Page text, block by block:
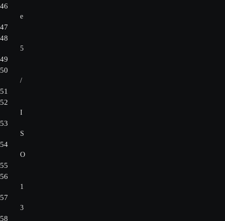
46
e
47
48
5
49
50
/
51
52
I
53
S
54
O
55
56
1
57
3
58